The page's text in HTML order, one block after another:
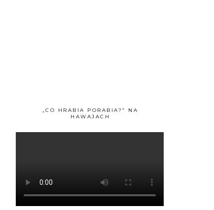
„CO HRABIA PORABIA?” NA
HAWAJACH